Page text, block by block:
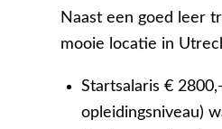
Naast een goed leer
mooie locatie in
Startsalaris €
opleidingsniveau)